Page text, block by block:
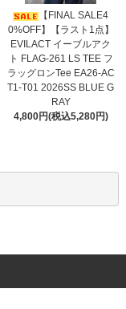
【FINAL SALE4
0%OFF】【ラスト1点】
EVILACT イーブルアク
ト FLAG-261 LS TEE フ
ラッグロンTee EA26-AC
T1-T01 2026SS BLUE G
RAY
4,800円(税込5,280円)